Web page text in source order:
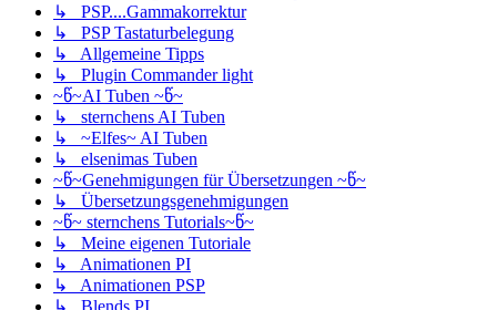
↳ PSP....Gammakorrektur
↳ PSP Tastaturbelegung
↳ Allgemeine Tipps
↳ Plugin Commander light
~წ~AI Tuben ~წ~
↳ sternchens AI Tuben
↳ ~Elfes~ AI Tuben
↳ elsenimas Tuben
~წ~Genehmigungen für Übersetzungen ~წ~
↳ Übersetzungsgenehmigungen
~წ~ sternchens Tutorials~წ~
↳ Meine eigenen Tutoriale
↳ Animationen PI
↳ Animationen PSP